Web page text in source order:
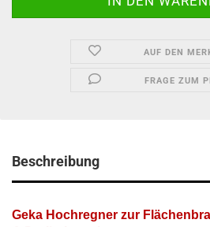
AUF DEN
FRAGE ZUM
Beschreibung
Geka Hochregner zur